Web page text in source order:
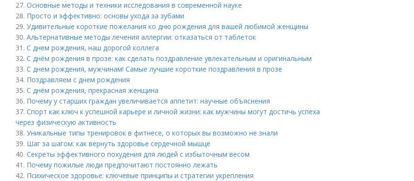
27. Основные методы и техники исследования в современной науке
28. Просто и эффективно: основы ухода за зубами
29. Удивительные короткие пожелания ко дню рождения для вашей любимой женщины
30. Альтернативные методы лечения аллергии: отказаться от таблеток
31. С днем рождения, наш дорогой коллега
32. С днём рождения в прозе: как сделать поздравление увлекательным и оригинальным
33. С днем рождения, мужчинам! Самые лучшие короткие поздравления в прозе
34. Поздравляем с днем рождения
35. С днём рождения, прекрасная женщина
36. Почему у старших граждан увеличивается аппетит: научные объяснения
37. Спорт как ключ к успешной карьере и личной жизни: как мужчины могут достичь успеха
через физическую активность
38. Уникальные типы тренировок в фитнесе, о которых вы возможно не знали
39. Шаг за шагом: как вернуть здоровье сердечной мышце
40. Секреты эффективного похудения для людей с избыточным весом
41. Почему пожилые люди предпочитают постоянно лежать
42. Психическое здоровье: ключевые принципы и стратегии укрепления